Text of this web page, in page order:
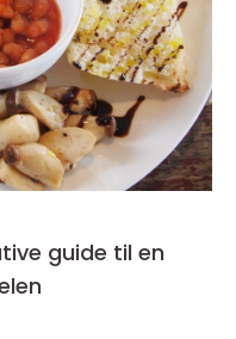
guide til en